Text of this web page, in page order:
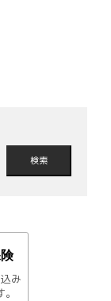
検索
み